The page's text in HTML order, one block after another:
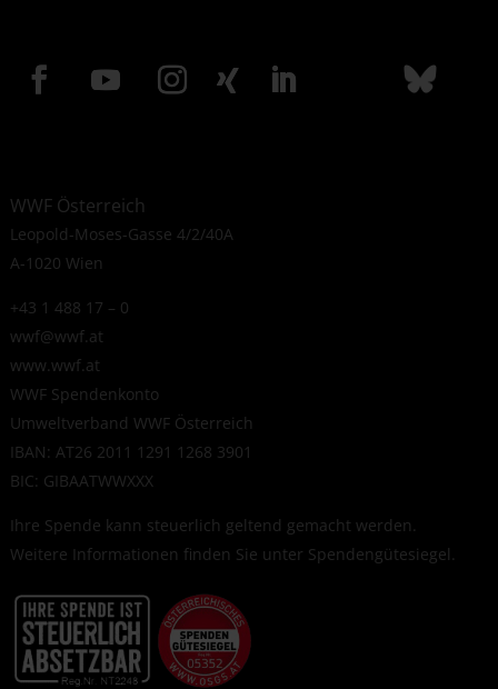
WWF Österreich
Leopold-Moses-Gasse 4/2/40A
A-1020 Wien
+43 1 488 17 – 0
wwf@wwf.at
www.wwf.at
WWF Spendenkonto
Umweltverband WWF Österreich
IBAN: AT26 2011 1291 1268 3901
BIC: GIBAATWWXXX
Ihre Spende kann steuerlich geltend gemacht werden.
Weitere Informationen finden Sie unter Spendengütesiegel